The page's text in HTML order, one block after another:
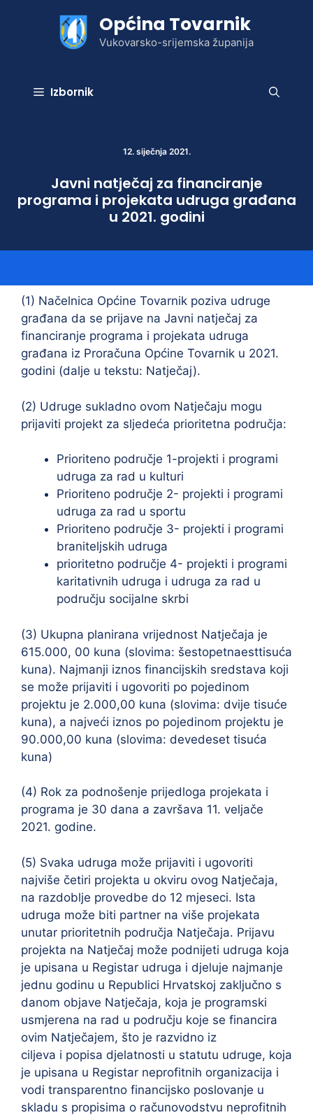
Općina Tovarnik
Vukovarsko-srijemska županija
Izbornik
12. siječnja 2021.
Javni natječaj za financiranje
programa i projekata udruga građana
u 2021. godini
(1) Načelnica Općine Tovarnik poziva udruge
građana da se prijave na Javni natječaj za
financiranje programa i projekata udruga
građana iz Proračuna Općine Tovarnik u 2021.
godini (dalje u tekstu: Natječaj).
(2) Udruge sukladno ovom Natječaju mogu
prijaviti projekt za sljedeća prioritetna područja:
Prioriteno područje 1-projekti i programi
udruga za rad u kulturi
Prioriteno područje 2- projekti i programi
udruga za rad u sportu
Prioriteno područje 3- projekti i programi
braniteljskih udruga
prioritetno područje 4- projekti i programi
karitativnih udruga i udruga za rad u
području socijalne skrbi
(3) Ukupna planirana vrijednost Natječaja je
615.000, 00 kuna (slovima: šestopetnaesttisuća
kuna). Najmanji iznos financijskih sredstava koji
se može prijaviti i ugovoriti po pojedinom
projektu je 2.000,00 kuna (slovima: dvije tisuće
kuna), a najveći iznos po pojedinom projektu je
90.000,00 kuna (slovima: devedeset tisuća
kuna)
(4) Rok za podnošenje prijedloga projekata i
programa je 30 dana a završava 11. veljače
2021. godine.
(5) Svaka udruga može prijaviti i ugovoriti
najviše četiri projekta u okviru ovog Natječaja,
na razdoblje provedbe do 12 mjeseci. Ista
udruga može biti partner na više projekata
unutar prioritetnih područja Natječaja. Prijavu
projekta na Natječaj može podnijeti udruga koja
je upisana u Registar udruga i djeluje najmanje
jednu godinu u Republici Hrvatskoj zaključno s
danom objave Natječaja, koja je programski
usmjerena na rad u području koje se financira
ovim Natječajem, što je razvidno iz
ciljeva i popisa djelatnosti u statutu udruge, koja
je upisana u Registar neprofitnih organizacija i
vodi transparentno financijsko poslovanje u
skladu s propisima o računovodstvu neprofitnih